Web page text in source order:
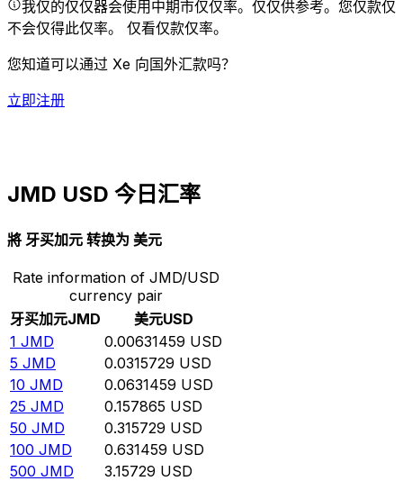
我仅的仅仅器会使用中期市仅仅率。仅仅供参考。您仅款仅
不会仅得此仅率。 仅看仅款仅率。
您知道可以通过 Xe 向国外汇款吗？
立即注册
JMD USD 今日汇率
將 牙买加元 转换为 美元
Rate information of JMD/USD
currency pair
牙买加元JMD 美元USD
1 JMD 0.00631459 USD
5 JMD 0.0315729 USD
10 JMD 0.0631459 USD
25 JMD 0.157865 USD
50 JMD 0.315729 USD
100 JMD 0.631459 USD
500 JMD 3.15729 USD